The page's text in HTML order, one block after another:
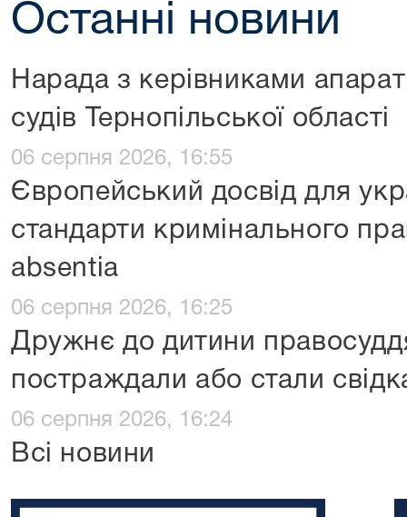
Останні новини
Нарада з керівниками
судів Тернопільської області
06 серпня 2026, 16:55
Європейський досвід для
стандарти кримінального
absentia
06 серпня 2026, 16:25
Дружнє до дитини
постраждали або стали
06 серпня 2026, 16:24
Всі новини